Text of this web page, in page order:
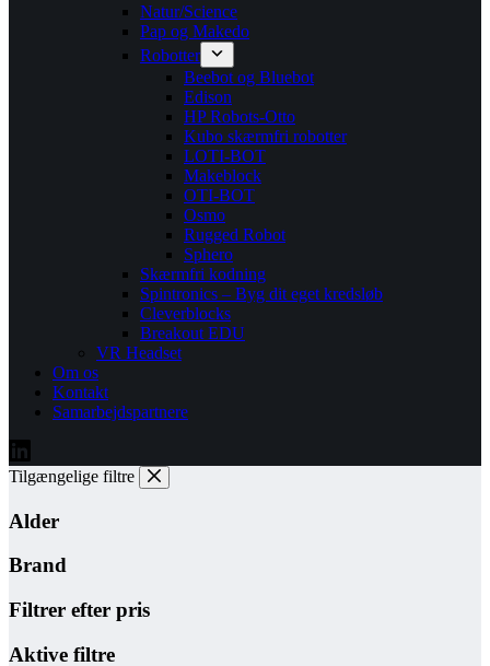
Natur/Science
Pap og Makedo
Robotter
Beebot og Bluebot
Edison
HP Robots-Otto
Kubo skærmfri robotter
LOTI-BOT
Makeblock
OTI-BOT
Osmo
Rugged Robot
Sphero
Skærmfri kodning
Spintronics – Byg dit eget kredsløb
Cleverblocks
Breakout EDU
VR Headset
Om os
Kontakt
Samarbejdspartnere
Tilgængelige filtre
Alder
Brand
Filtrer efter pris
Aktive filtre